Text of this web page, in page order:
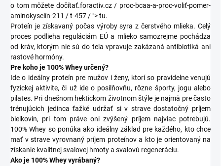
o tom môžete dočítať.foractiv.cz / proc-bcaa-a-proc-voliť-pomer-
aminokyselín-211 / t-457 / "> tu.
Proteín je získavaný počas výroby syra z čerstvého mlieka. Celý
proces podlieha reguláciám EÚ a mlieko samozrejme pochádza
od kráv, ktorým nie sú do tela vpravuje zakázaná antibiotiká ani
rastové hormóny.
Pre koho je 100% Whey určený?
Ide o ideálny proteín pre mužov i ženy, ktorí so pravidelne venujú
fyzickej aktivite, či už ide o posilňovňu, rôzne športy, jogu alebo
pilates. Pri dnešnom hektickom životnom štýle je najmä pre často
trénujúcich jedinca ťažké udržať si v strave dostatočný príjem
bielkovín, pri tom práve oni zvýšený príjem najviac potrebujú.
100% Whey so ponúka ako ideálny základ pre každého, kto chce
mať v strave vyrovnaný príjem proteínov a kto je orientovaný na
získanie kvalitnej svalovej hmoty a svalovú regeneráciu.
Ako je 100% Whey vyrábaný?